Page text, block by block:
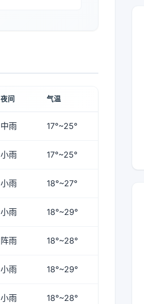
夜间 气温
中雨 17°~25°
小雨 17°~25°
小雨 18°~27°
小雨 18°~29°
阵雨 18°~28°
小雨 18°~29°
小雨 18°~28°